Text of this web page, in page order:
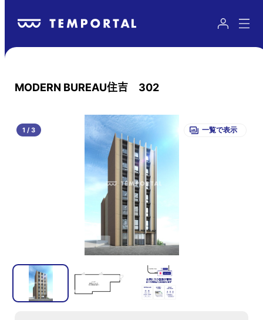
MODERN BUREAU住吉 302
1 / 3 一覧で表示